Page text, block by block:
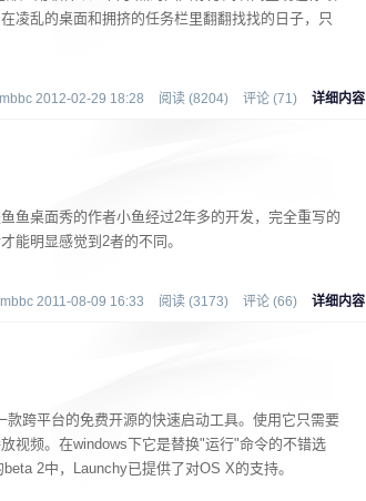
凌乱的桌面和拥挤的任务栏里翻翻找找的日子，只
2012-02-29 18:28 阅读 (8204) 评论 (71) 详细内容
鱼桌面秀的作者小鱼经过2年多的开发，完全重写的
能明显感觉到2者的不同。
2011-08-09 16:33 阅读 (3173) 评论 (66) 详细内容
跨平台的免费开源的快速启动工具。使用它只需要
视频。在windows下它是替换"运行"命令的不错选
2中，Launchy已提供了对OS X的支持。